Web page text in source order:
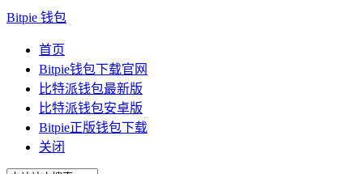
Bitpie 钱包
首页
Bitpie钱包下载官网
比特派钱包最新版
比特派钱包安卓版
Bitpie正版钱包下载
关闭